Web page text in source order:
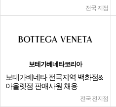
전국 지점
보테가베네타코리아
보테가베네타 전국지역 백화점&
아울렛점 판매사원 채용
전국 전지점